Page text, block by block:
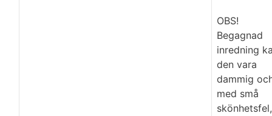
OBS!
Begagnad
inredning
den vara
dammig
med små
skönhetsfel,